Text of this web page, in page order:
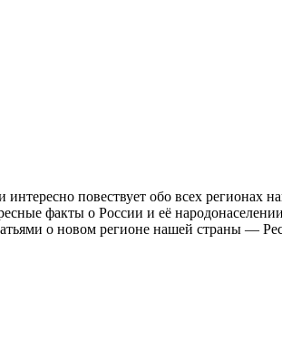
повествует обо всех регионах
факты о России и её
о новом регионе нашей страны —